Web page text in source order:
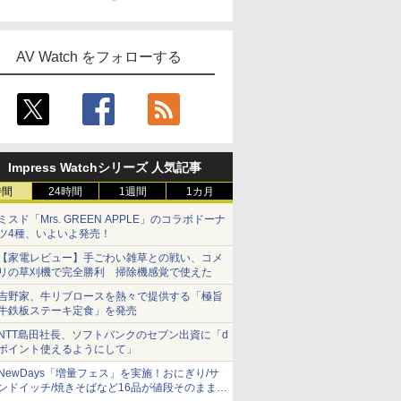
AV Watch をフォローする
Impress Watchシリーズ 人気記事
24時間 1週間 1カ月
スド「Mrs. GREEN APPLE」のコラボドーナ
4種、いよいよ発売！
家電レビュー】手ごわい雑草との戦い、コメ
の草刈機で完全勝利 掃除機感覚で使えた
野家、牛リブロースを熱々で提供する「極旨
鉄板ステーキ定食」を発売
島田社長、ソフトバンクのセブン出資に「d
イント使えるようにして」
「増量フェス」を実施！おにぎり/サ
ドイッチ/焼きそばなど16品が値段そのままで